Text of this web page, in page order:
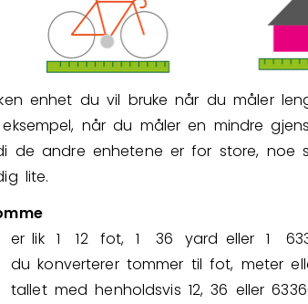
enhet du vil bruke når du måler
eksempel, når du måler en mindre
de andre enhetene er for store, noe
lite.
er lik 1 12 fot, 1 36 yard eller 1 63
du konverterer tommer til fot, meter
tallet med henholdsvis 12, 36 eller6336